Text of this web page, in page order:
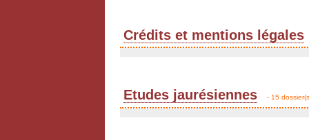
Crédits et mentions légales
Etudes jaurésiennes - 15